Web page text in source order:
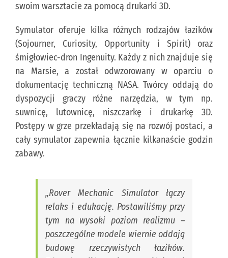
swoim warsztacie za pomocą drukarki 3D.
Symulator oferuje kilka różnych rodzajów łazików
(Sojourner, Curiosity, Opportunity i Spirit) oraz
śmigłowiec-dron Ingenuity. Każdy z nich znajduje się
na Marsie, a został odwzorowany w oparciu o
dokumentację techniczną NASA. Twórcy oddają do
dyspozycji graczy różne narzędzia, w tym np.
suwnicę, lutownicę, niszczarkę i drukarkę 3D.
Postępy w grze przekładają się na rozwój postaci, a
cały symulator zapewnia łącznie kilkanaście godzin
zabawy.
„Rover Mechanic Simulator łączy
relaks i edukację. Postawiliśmy przy
tym na wysoki poziom realizmu –
poszczególne modele wiernie oddają
budowę rzeczywistych łazików.